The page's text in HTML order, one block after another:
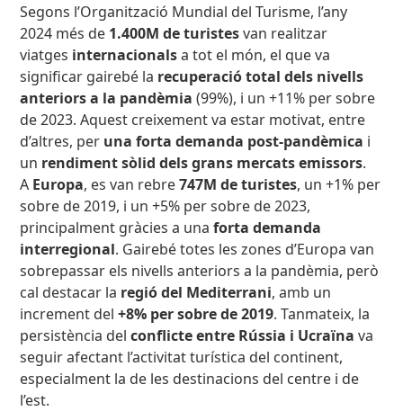
Segons l’Organització Mundial del Turisme, l’any
2024 més de 1.400M de turistesvan realitzar
viatges internacionalsa tot el món, el que va
significar gairebé la recuperació total dels nivells
anteriors a la pandèmia(99%), i un +11% per sobre
de 2023. Aquest creixement va estar motivat, entre
d’altres, per una forta demanda post-pandèmica i
un rendiment sòlid dels grans mercats emissors.
A Europa, es van rebre747M de turistes, un +1% per
sobre de 2019, i un +5% per sobre de 2023,
principalment gràcies a unaforta demanda
interregional. Gairebé totes les zones d’Europa van
sobrepassar els nivells anteriors a la pandèmia, però
cal destacar la regió del Mediterrani, amb un
increment del+8% per sobre de 2019. Tanmateix, la
persistència delconflicte entre Rússia i Ucraïna va
seguir afectant l’activitat turística del continent,
especialment la de les destinacions del centre i de
l’est.